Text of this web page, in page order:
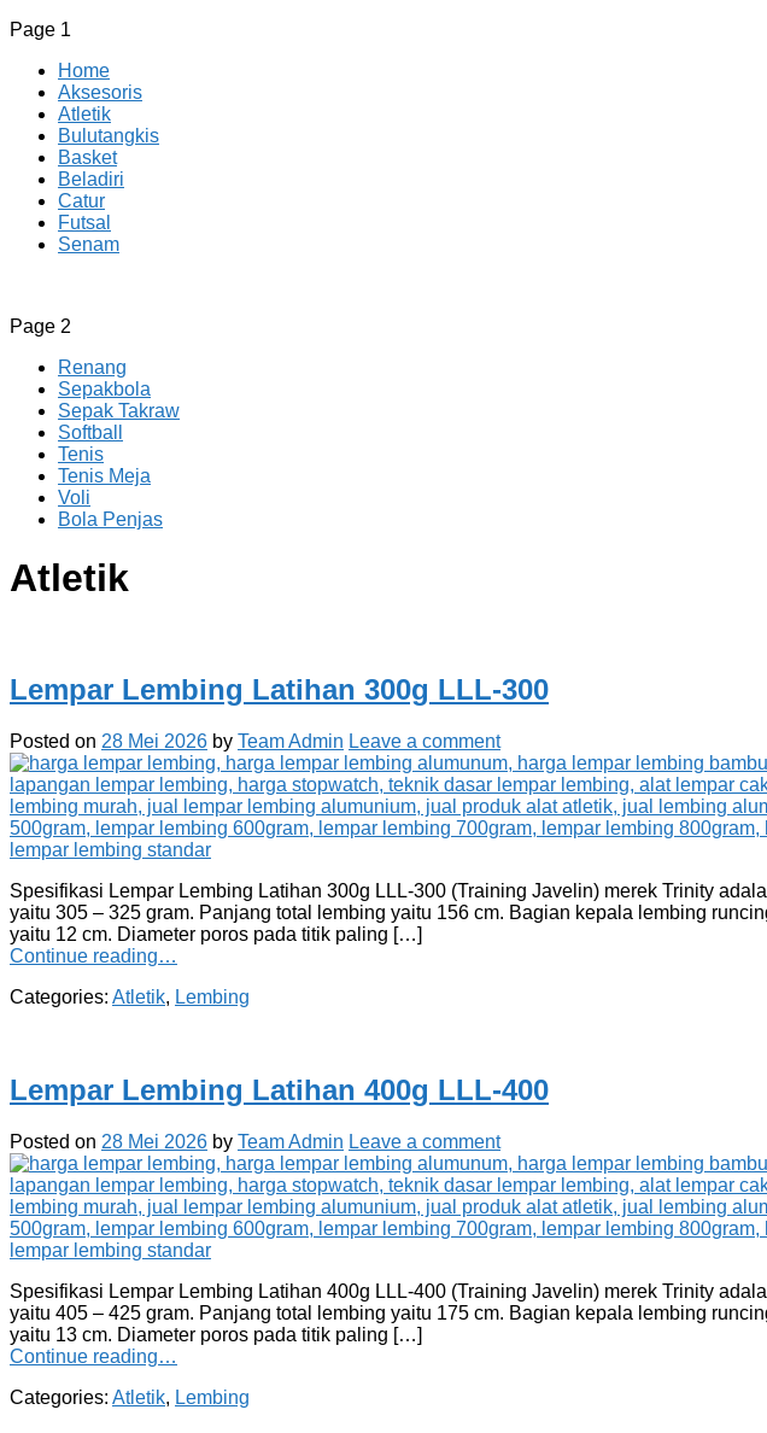
Page 1
Home
Aksesoris
Atletik
Bulutangkis
Basket
Beladiri
Catur
Futsal
Senam
CV JAYA BERSAMA Co Id
Menyediakan Semua Perlengkapan Olahraga Yang Lengkap, Berkualitas Dengan Harga
Page 2
Renang
Sepakbola
Sepak Takraw
Softball
Tenis
Tenis Meja
Voli
Bola Penjas
Atletik
Lempar Lembing Latihan 300g LLL-300
Posted on 28 Mei 2026 by Team Admin Leave a comment
Spesifikasi Lempar Lembing Latihan 300g LLL-300 (Training Javelin) merek Trinity
yaitu 305 – 325 gram. Panjang total lembing yaitu 156 cm. Bagian kepala lembing
yaitu 12 cm. Diameter poros pada titik paling […]
Continue reading…
Categories: Atletik, Lembing
Lempar Lembing Latihan 400g LLL-400
Posted on 28 Mei 2026 by Team Admin Leave a comment
Spesifikasi Lempar Lembing Latihan 400g LLL-400 (Training Javelin) merek Trinity
yaitu 405 – 425 gram. Panjang total lembing yaitu 175 cm. Bagian kepala lembing
yaitu 13 cm. Diameter poros pada titik paling […]
Continue reading…
Categories: Atletik, Lembing